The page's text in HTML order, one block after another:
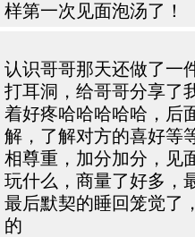
样第一次见面泡汤了！
认识哥哥那天还做了一
打耳洞，给哥哥分享了
着好疼哈哈哈哈哈，后
解，了解对方的喜好等
相尊重，加分加分，见
玩什么，商量了好多，
最后默契的睡回笼觉了
的